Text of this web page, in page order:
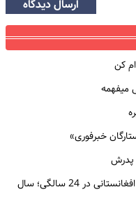
ارسال دیدگاه
کن
میفهمه
خبرفوری»
پدرش
سفر به گذشته؛ گوگوش با تیپ و استایل افغانستانی در 24 سالگی؛ سال